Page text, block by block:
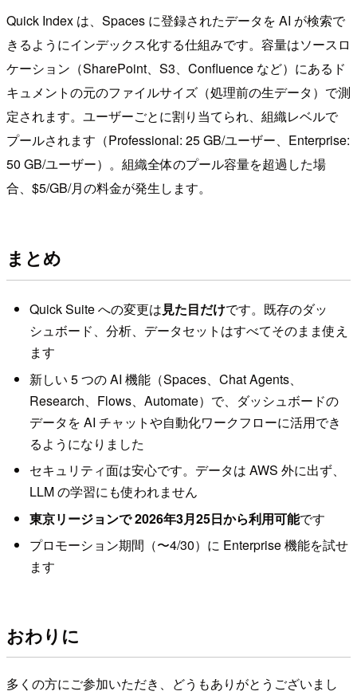
Quick Index は、Spaces に登録されたデータを AI が検索で
きるようにインデックス化する仕組みです。容量はソースロ
ケーション（SharePoint、S3、Confluence など）にあるド
キュメントの元のファイルサイズ（処理前の生データ）で測
定されます。ユーザーごとに割り当てられ、組織レベルで
プールされます（Professional: 25 GB/ユーザー、Enterprise:
50 GB/ユーザー）。組織全体のプール容量を超過した場
合、$5/GB/月の料金が発生します。
まとめ
Quick Suite への変更は見た目だけです。既存のダッ
シュボード、分析、データセットはすべてそのまま使え
ます
新しい 5 つの AI 機能（Spaces、Chat Agents、
Research、Flows、Automate）で、ダッシュボードの
データを AI チャットや自動化ワークフローに活用でき
るようになりました
セキュリティ面は安心です。データは AWS 外に出ず、
LLM の学習にも使われません
東京リージョンで 2026年3月25日から利用可能です
プロモーション期間（〜4/30）に Enterprise 機能を試せ
ます
おわりに
多くの方にご参加いただき、どうもありがとうございまし